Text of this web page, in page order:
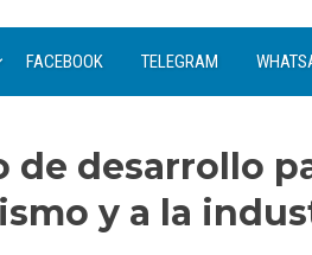
FACEBOOK TELEGRAM
de desarrollo
y a la